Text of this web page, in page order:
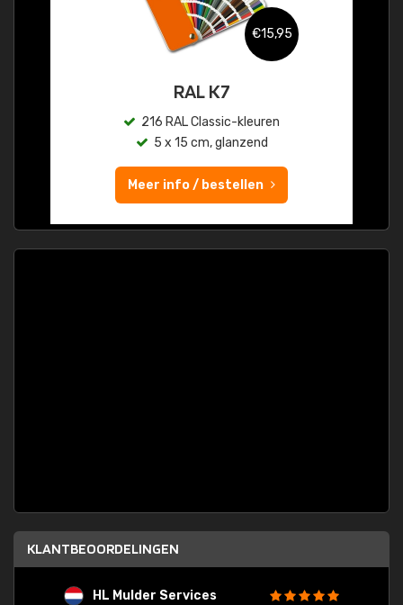
€15,95
RAL K7
216 RAL Classic-kleuren
5 x 15 cm, glanzend
Meer info / bestellen
KLANTBEOORDELINGEN
HL Mulder Services